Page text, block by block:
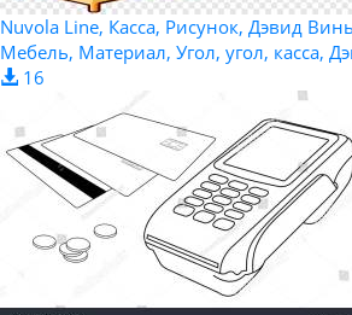
Nuvola Line, Касса, Рисунок, Дэвид
Мебель, Материал, Угол, угол, касса,
16